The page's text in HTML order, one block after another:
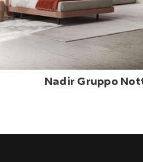
Nadir Gruppo